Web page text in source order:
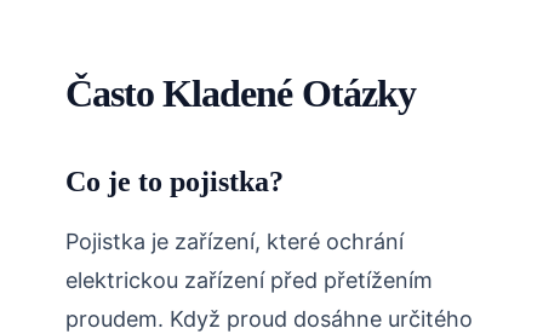
Často Kladené Otázky
Co je to pojistka?
Pojistka je zařízení, které ochrání
elektrickou zařízení před přetížením
proudem. Když proud dosáhne určitého